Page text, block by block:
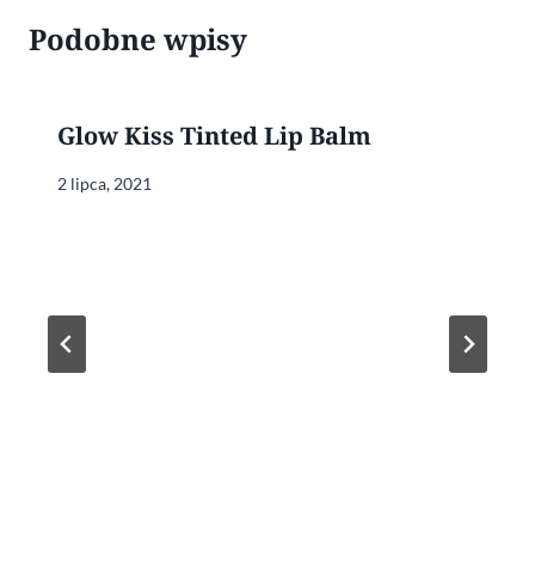
Podobne wpisy
Glow Kiss Tinted Lip Balm
2 lipca, 2021